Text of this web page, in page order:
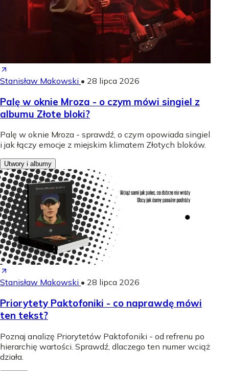
Stanisław Makowski • 28 lipca 2026
Palę w oknie Mroza - o czym mówi singiel z
albumu Złote bloki?
Palę w oknie Mroza - sprawdź, o czym opowiada singiel
i jak łączy emocje z miejskim klimatem Złotych bloków.
Utwory i albumy
Stanisław Makowski • 28 lipca 2026
Priorytety Paktofoniki - co naprawdę mówi
ten tekst?
Poznaj analizę Priorytetów Paktofoniki - od refrenu po
hierarchię wartości. Sprawdź, dlaczego ten numer wciąż
działa.